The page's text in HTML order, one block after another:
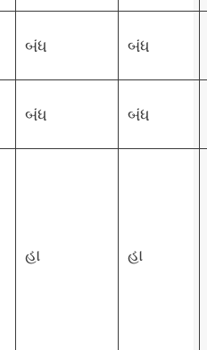
બંધ બંધ
બંધ બંધ
હા હા